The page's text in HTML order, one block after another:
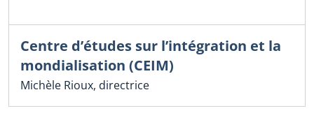
Centre d’études sur l’intégration et la
mondialisation (CEIM)
Michèle Rioux, directrice